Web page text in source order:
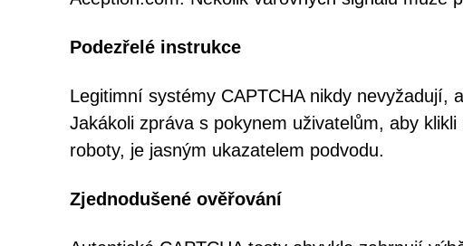
Podezřelé instrukce
Legitimní systémy CAPTCHA nikdy nevyžadují,
Jakákoli zpráva s pokynem uživatelům, aby
roboty, je jasným ukazatelem podvodu.
Zjednodušené ověřování